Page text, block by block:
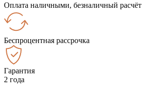
Оплата наличными, безналичный расчёт
Беспроцентная рассрочка
Гарантия
2 года